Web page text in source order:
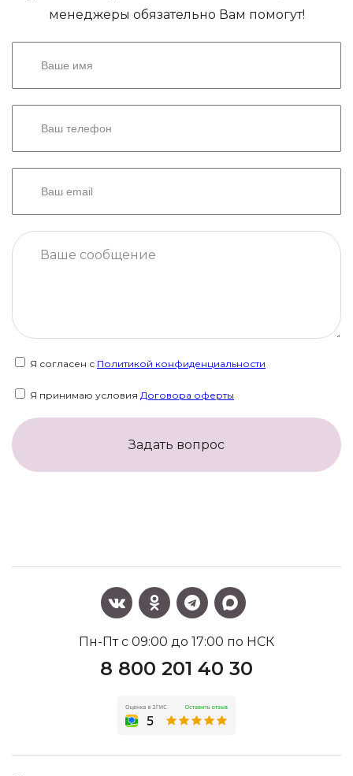
менеджеры обязательно Вам помогут!
Я согласен с Политикой конфиденциальности
Я принимаю условия Договора оферты
Задать вопрос
Пн-Пт с 09:00 до 17:00 по НСК
8 800 201 40 30